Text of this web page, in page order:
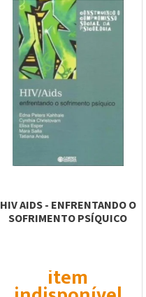
HIV AIDS - ENFRENTANDO O
SOFRIMENTO PSÍQUICO
item